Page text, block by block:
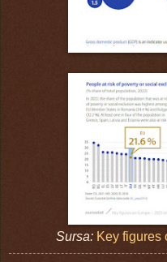
Sursa: Key figures